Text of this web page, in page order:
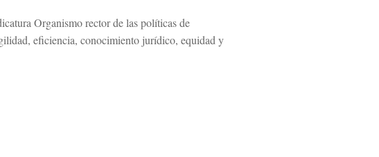
Organismo rector de las políticas de
eficiencia, conocimiento jurídico, equidad y